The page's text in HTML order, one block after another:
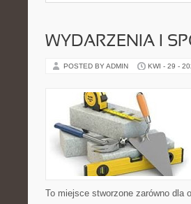
WYDARZENIA I
POSTED BY ADMIN KWI - 29 -
To miejsce stworzone zarówno dla